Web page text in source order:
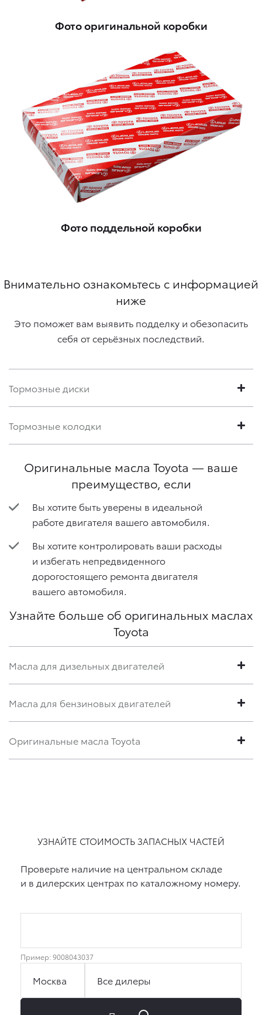
Фото оригинальной коробки
Фото поддельной коробки
Внимательно ознакомьтесь с информацией
ниже
Это поможет вам выявить подделку и обезопасить
себя от серьёзных последствий.
Тормозные диски
Тормозные колодки
Оригинальные масла Toyota — ваше
преимущество, если
Вы хотите быть уверены в идеальной
работе двигателя вашего автомобиля.
Вы хотите контролировать ваши расходы
и избегать непредвиденного
дорогостоящего ремонта двигателя
вашего автомобиля.
Узнайте больше об оригинальных маслах
Toyota
Масла для дизельных двигателей
Масла для бензиновых двигателей
Оригинальные масла Toyota